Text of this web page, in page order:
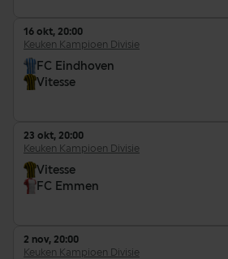
16 okt, 20:00
Keuken Kampioen Divisie
FC Eindhoven
Vitesse
23 okt, 20:00
Keuken Kampioen Divisie
Vitesse
FC Emmen
2 nov, 20:00
Keuken Kampioen Divisie